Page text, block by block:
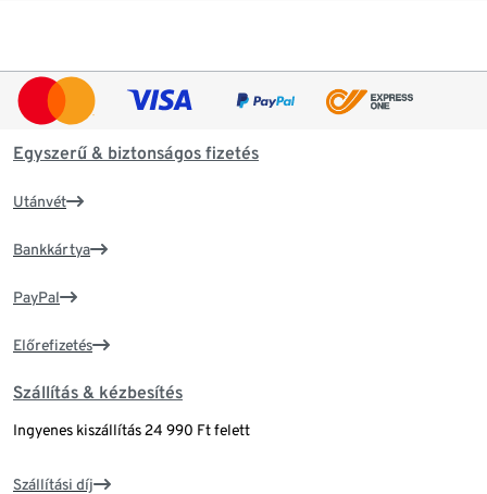
Egyszerű & biztonságos fizetés
Utánvét
Bankkártya
PayPal
Előrefizetés
Szállítás & kézbesítés
Ingyenes kiszállítás 24 990 Ft felett
Szállítási díj